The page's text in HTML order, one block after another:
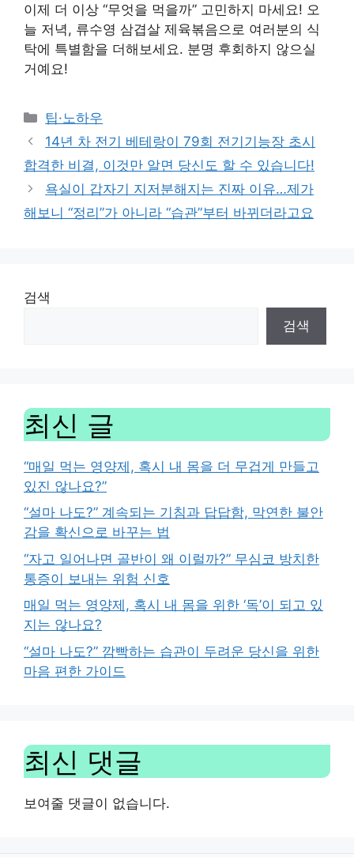
이제 더 이상 “무엇을 먹을까” 고민하지 마세요! 오
늘 저녁, 류수영 삼겹살 제육볶음으로 여러분의 식
탁에 특별함을 더해보세요. 분명 후회하지 않으실
거예요!
Categories
팁·노하우
14년 차 전기 베테랑이 79회 전기기능장 초시
합격한 비결, 이것만 알면 당신도 할 수 있습니다!
욕실이 갑자기 지저분해지는 진짜 이유…제가
해보니 “정리”가 아니라 “습관”부터 바뀌더라고요
검색
검색
최신 글
“매일 먹는 영양제, 혹시 내 몸을 더 무겁게 만들고
있진 않나요?”
“설마 나도?” 계속되는 기침과 답답함, 막연한 불안
감을 확신으로 바꾸는 법
“자고 일어나면 골반이 왜 이럴까?” 무심코 방치한
통증이 보내는 위험 신호
매일 먹는 영양제, 혹시 내 몸을 위한 ‘독’이 되고 있
지는 않나요?
“설마 나도?” 깜빡하는 습관이 두려운 당신을 위한
마음 편한 가이드
최신 댓글
보여줄 댓글이 없습니다.